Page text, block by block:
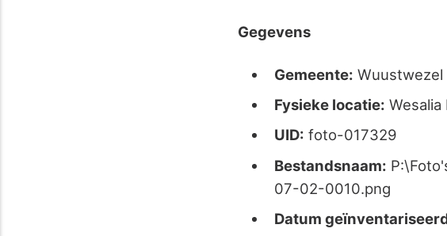
Gegevens
Gemeente: Wuustwezel
Fysieke locatie:
UID: foto-017329
Bestandsnaam:
07-02-0010.png
Datum